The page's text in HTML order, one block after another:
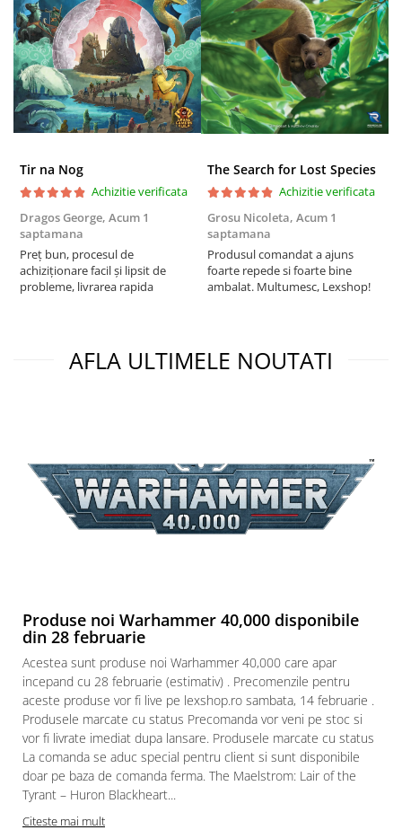
Puzzle 3D
Puzzle 8000 piese
Puzzle 150 piese
Puzzle 1000 piese fluorescent
Puzzle din lemn
Puzzle 24 piese
Puzzle 3 in 1
Puzzle 350 piese
Puzzle 275 piese
Warhammer 40K
Books and Codex
Accesorii
Marvel Univers
Figurine diverse
DC Univers
FUNKO POP!
One Piece
Dragon Ball
Anime
Gundam
Tir na Nog
Achizitie verificata
Dragos George, Acum 1
saptamana
Preț bun, procesul de
achiziționare facil și lipsit de
probleme, livrarea rapida
The Search for Lost Species
Achizitie verificata
Grosu Nicoleta, Acum 1
saptamana
Produsul comandat a ajuns
foarte repede si foarte bine
ambalat. Multumesc, Lexshop!
AFLA ULTIMELE NOUTATI
Produse noi Warhammer 40,000 disponibile
din 28 februarie
Acestea sunt produse noi Warhammer 40,000 care apar
incepand cu 28 februarie (estimativ) . Precomenzile pentru
aceste produse vor fi live pe lexshop.ro sambata, 14 februarie .
Produsele marcate cu status Precomanda vor veni pe stoc si
vor fi livrate imediat dupa lansare. Produsele marcate cu status
La comanda se aduc special pentru client si sunt disponibile
doar pe baza de comanda ferma. The Maelstrom: Lair of the
Tyrant – Huron Blackheart...
Citeste mai mult